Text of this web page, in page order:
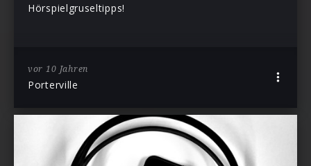
Hörspielgruseltipps!
vor 10 Jahren
Porterville